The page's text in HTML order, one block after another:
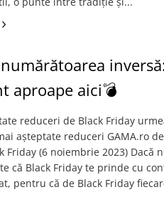
aproape aici💣
reduceri de Black Friday
așteptate reduceri GAMA.ro
Friday (6 noiembrie 2023) Dacă
că Black Friday te prinde cu
pentru că de Black Friday